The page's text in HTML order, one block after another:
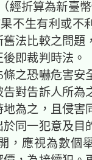
經折算為新臺
不生有利或不
法比較之問題
即裁判時法。
之恐嚇危害安
對告訴人所為
為之，且侵害
同一犯意及目
，應視為數個